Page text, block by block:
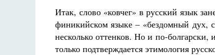
Итак, слово «ковчег» в русский язык
финикийском языке – «бездомный дух,
несколько оттенков. Но и по-
только подтверждается этимология
святого